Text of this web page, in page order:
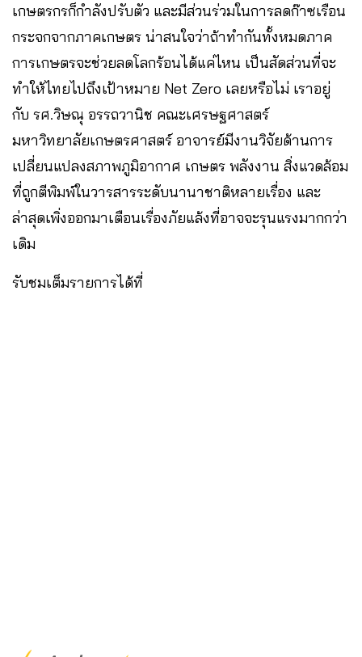
เกษตรกรก็กำลังปรับตัว และมีส่วนร่วมในการลดก๊าซเรือน
กระจกจากภาคเกษตร น่าสนใจว่าถ้าทำกันทั้งหมดภาค
การเกษตรจะช่วยลดโลกร้อนได้แค่ไหน เป็นสัดส่วนที่จะ
ทำให้ไทยไปถึงเป้าหมาย Net Zero เลยหรือไม่ เราอยู่
กับ รศ.วิษณุ อรรถวานิช คณะเศรษฐศาสตร์
มหาวิทยาลัยเกษตรศาสตร์ อาจารย์มีงานวิจัยด้านการ
เปลี่ยนแปลงสภาพภูมิอากาศ เกษตร พลังงาน สิ่งแวดล้อม
ที่ถูกตีพิมพ์ในวารสารระดับนานาชาติหลายเรื่อง และ
ล่าสุดเพิ่งออกมาเตือนเรื่องภัยแล้งที่อาจจะรุนแรงมากกว่า
เดิม
รับชมเต็มรายการได้ที่